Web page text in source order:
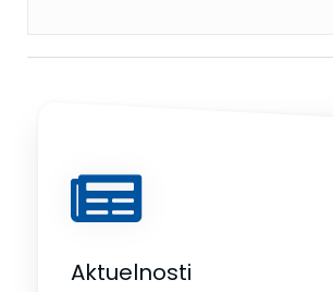
Aktuelnosti